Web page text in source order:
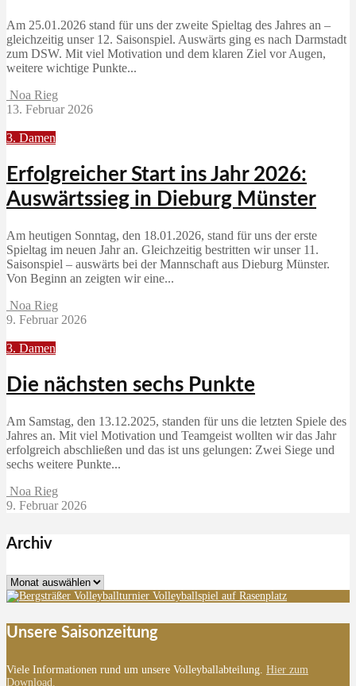
Am 25.01.2026 stand für uns der zweite Spieltag des Jahres an –
gleichzeitig unser 12. Saisonspiel. Auswärts ging es nach Darmstadt
zum DSW. Mit viel Motivation und dem klaren Ziel vor Augen,
weitere wichtige Punkte...
Noa Rieg
13. Februar 2026
3. Damen
Erfolgreicher Start ins Jahr 2026:
Auswärtssieg in Dieburg Münster
Am heutigen Sonntag, den 18.01.2026, stand für uns der erste
Spieltag im neuen Jahr an. Gleichzeitig bestritten wir unser 11.
Saisonspiel – auswärts bei der Mannschaft aus Dieburg Münster.
Von Beginn an zeigten wir eine...
Noa Rieg
9. Februar 2026
3. Damen
Die nächsten sechs Punkte
Am Samstag, den 13.12.2025, standen für uns die letzten Spiele des
Jahres an. Mit viel Motivation und Teamgeist wollten wir das Jahr
erfolgreich abschließen und das ist uns gelungen: Zwei Siege und
sechs weitere Punkte...
Noa Rieg
9. Februar 2026
Archiv
Archiv
Unsere Saisonzeitung
Viele Informationen rund um unsere Volleyballabteilung. Hier zum
Download.